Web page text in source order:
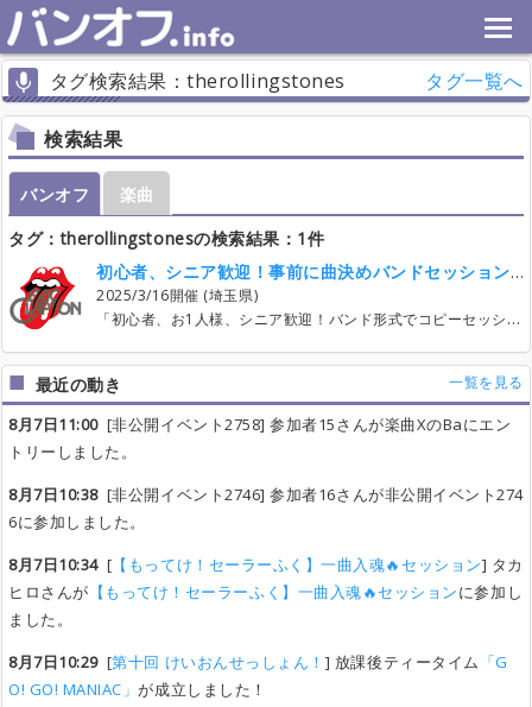
タグ検索結果：therollingstones タグ一覧へ
検索結果
バンオフ
楽曲
タグ：therollingstonesの検索結果：1件
初心者、シニア歓迎！事前に曲決めバンドセッションを３月に開催！（埼玉県大宮）
2025/3/16開催 (埼玉県)
「初心者、お1人様、シニア歓迎！バンド形式でコピーセッションを楽しむイベントを定期的に開催！」 3月のセッションテーマは、ローリング・ストーンズとエリック・クラプトン！ ロック・ポップスやブルースといったジャンルや邦楽・洋楽など、テーマをその都度決めて定期的にセッションイベントを開催しているコミュニティです。活動拠点は埼玉県大宮が中心で、参加者の年齢層は主に40～70代と比較的高め。お1人で参加される方が多いのも特徴です。 2025年3月16日（日）には、「ローリング・ストーンズ＆エリック・クラプトン セッション30ソングス」と題して、ストーンズの楽曲15曲とクラプトンの楽曲15曲、合計30曲のセッションイベントを開催します。会場は大宮駅から徒歩3分のライブバー「スパークリングハーツ」。時間は13:00～18:00を予定しています。 セッションが初めての方でも安心して参加できるイベントです！いわゆる飛び入り参加型の「ジャムセッション」ではなく、事前に曲やアレンジ、参加するパートを決めて、順番に演奏する「事前曲決めセッション」形式を採用しています。さらに、曲やパートが決まった後は、参加者専用のLINEグループ（オープンチャット）を通じて曲の終わり方などをメンバー同士で打ち合わせし、それぞれが予習をしたうえで当日を迎える流れになっています。 「バンドを組むのはハードルが高い」「ちょっと遊び感覚で演奏してみたい」「昔から演奏してみたかった曲に挑戦してみたい」——そんな思いをお持ちのストーンズやクラプトンファンの方にぴったりのセッションイベントです。 参加費は1ドリンク付きで2,000円。出入り自由で、お1人でも気軽に参加可能です。また、見学も大歓迎！（見学の場合は1ドリンク注文500円～）「ちょっと覗いてみようかな」という方も、どうぞお気軽にお越しください。 ＊詳しくは下記サイトをご覧ください。 https://livewagon.site/rsec/ ＊友だち登録不要。見るだけでもOK！出入り自由！LINEのグループ（オープンチャット）にご参加ください。 「ローリング・ストーンズ＆エリック・クラプトン セッション30ソングス」 https://line.me/ti/g2/MmkINglSth3BIKWXjGaXK3mGPmoTMrb8MuYAkw?utm_source=invitation&utm_medium=link_copy&utm_campaign=default ★ご不明な点やご質問があればお気軽にメッセージください。 ------------------ このコミュニティは営利を目的とせず、主催者自身も参加者と同じようにセッションやバンド演奏を純粋に楽しむことを目的として企画・運営している趣味の集まりです。 「音楽」という共通の趣味を持つ仲間同士が、気軽に音楽やバンド演奏を楽しみながら交流を深めること、そして音楽活動を通じていかに楽しく幸せな時間を過ごせるかを追求することを大切にしています。 「参加者=お客さん」ではなく、参加者全員で作るイベント・コミュニティであることをご理解、ご協力をお願いしております。
最近の動き 一覧を見る
8月7日11:00[非公開イベント2758] 参加者15さんが楽曲XのBaにエン
トリーしました。
8月7日10:38[非公開イベント2746] 参加者16さんが非公開イベント274
6に参加しました。
8月7日10:34[ 【もってけ！セーラーふく】一曲入魂🔥セッション] タカ
ヒロさんが 【もってけ！セーラーふく】一曲入魂🔥セッションに参加し
ました。
8月7日10:29[第十回 けいおんせっしょん！ ] 放課後ティータイム 「G
O! GO! MANIAC」が成立しました！